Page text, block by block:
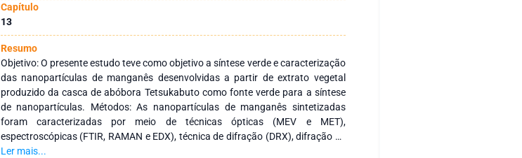
Capítulo
13
Resumo
Objetivo: O presente estudo teve como objetivo a síntese verde e caracterização
das nanopartículas de manganês desenvolvidas a partir de extrato vegetal
produzido da casca de abóbora Tetsukabuto como fonte verde para a síntese
de nanopartículas. Métodos: As nanopartículas de manganês sintetizadas
foram caracterizadas por meio de técnicas ópticas (MEV e MET),
espectroscópicas (FTIR, RAMAN e EDX), técnica de difração (DRX), difração de
elétrons de área selecionada (DEAS) e análise térmica (TGA). Resultados: As
Ler mais...